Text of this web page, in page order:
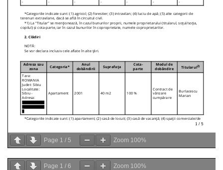
Page 1 / 5 Zoom 100%
Page 1 / 6 Zoom 100%